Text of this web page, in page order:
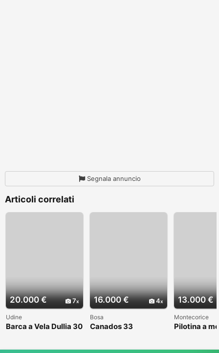
Segnala annuncio
Articoli correlati
20.000 € 7
Udine
Barca a Vela Dullia 30
16.000 € 4
Bosa
Canados 33
13.000 €
Montecorice
Pilotina a